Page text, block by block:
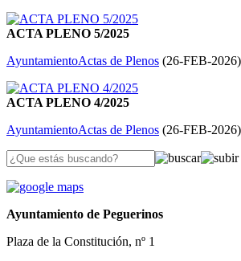
ACTA PLENO 5/2025
AyuntamientoActas de Plenos (26-FEB-2026)
ACTA PLENO 4/2025
AyuntamientoActas de Plenos (26-FEB-2026)
Ayuntamiento de Peguerinos
Plaza de la Constitución, nº 1